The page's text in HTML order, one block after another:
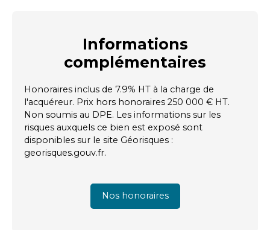
Informations
complémentaires
Honoraires inclus de 7.9% HT à la charge de
l'acquéreur. Prix hors honoraires 250 000 € HT.
Non soumis au DPE. Les informations sur les
risques auxquels ce bien est exposé sont
disponibles sur le site Géorisques :
georisques.gouv.fr.
Nos honoraires